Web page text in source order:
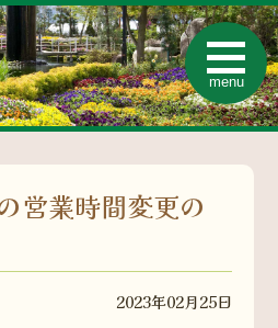
t
o
g
g
l
e
n
menu
営業時間変更の
2023年02月25日